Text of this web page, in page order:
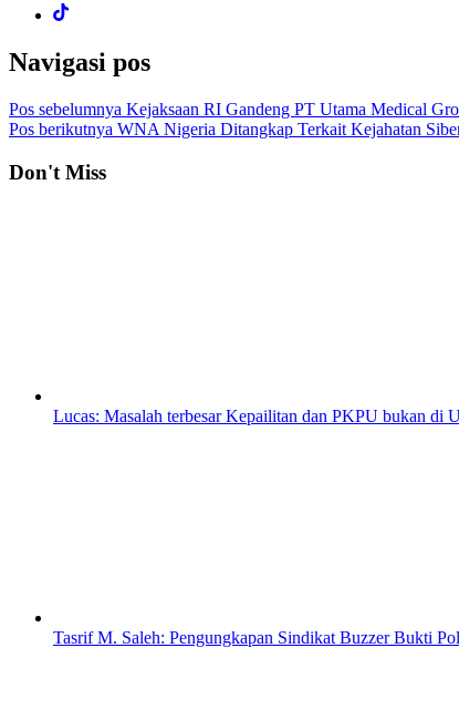
Navigasi pos
Pos sebelumnya Kejaksaan RI Gandeng PT Utama Medical
Pos berikutnya WNA Nigeria Ditangkap Terkait Kejahatan
Don't Miss
Lucas: Masalah terbesar Kepailitan dan PKPU bukan di
Tasrif M. Saleh: Pengungkapan Sindikat Buzzer Bukti